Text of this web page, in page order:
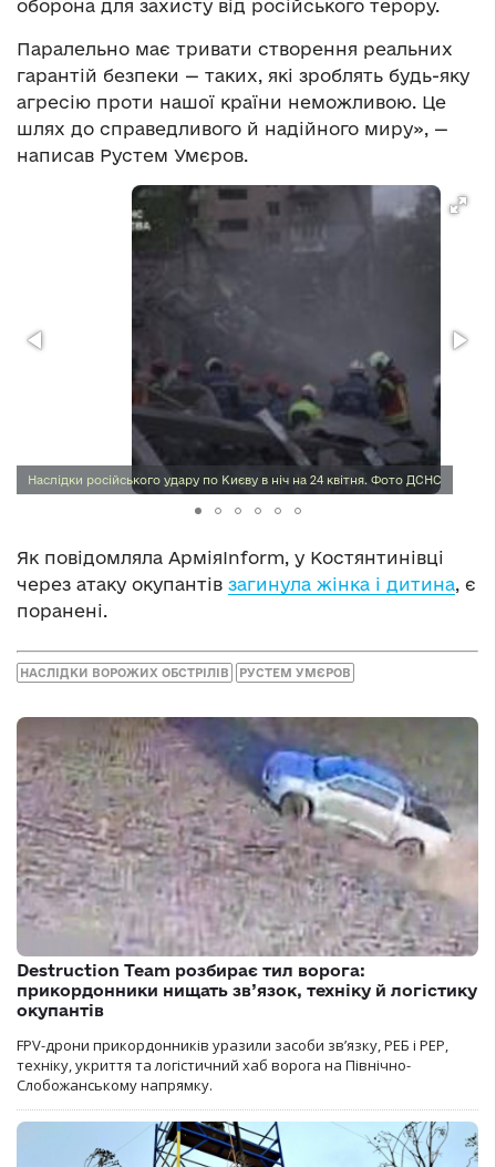
оборона для захисту від російського терору.
Паралельно має тривати створення реальних
гарантій безпеки — таких, які зроблять будь-яку
агресію проти нашої країни неможливою. Це
шлях до справедливого й надійного миру», —
написав Рустем Умєров.
Наслідки російського удару по Києву в ніч на 24 квітня. Фото ДСНС
Як повідомляла АрміяInform, у Костянтинівці
через атаку окупантів загинула жінка і дитина, є
поранені.
НАСЛІДКИ ВОРОЖИХ ОБСТРІЛІВ РУСТЕМ УМЄРОВ
Destruction Team розбирає тил ворога:
прикордонники нищать зв’язок, техніку й логістику
окупантів
FPV-дрони прикордонників уразили засоби зв’язку, РЕБ і РЕР,
техніку, укриття та логістичний хаб ворога на Північно-
Слобожанському напрямку.